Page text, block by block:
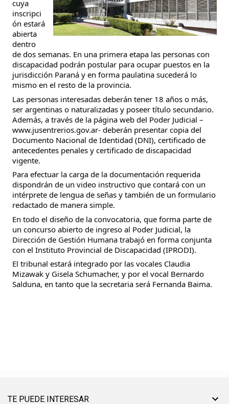
cuya
inscripci
ón estará
abierta
dentro
de dos semanas. En una primera etapa las personas con
discapacidad podrán postular para ocupar puestos en la
jurisdicción Paraná y en forma paulatina sucederá lo
mismo en el resto de la provincia.
Las personas interesadas deberán tener 18 años o más,
ser argentinas o naturalizadas y poseer título secundario.
Además, a través de la página web del Poder Judicial –
www.jusentrerios.gov.ar- deberán presentar copia del
Documento Nacional de Identidad (DNI), certificado de
antecedentes penales y certificado de discapacidad
vigente.
Para efectuar la carga de la documentación requerida
dispondrán de un video instructivo que contará con un
intérprete de lengua de señas y también de un formulario
redactado de manera simple.
En todo el diseño de la convocatoria, que forma parte de
un concurso abierto de ingreso al Poder Judicial, la
Dirección de Gestión Humana trabajó en forma conjunta
con el Instituto Provincial de Discapacidad (IPRODI).
El tribunal estará integrado por las vocales Claudia
Mizawak y Gisela Schumacher, y por el vocal Bernardo
Salduna, en tanto que la secretaria será Fernanda Baima.
TE PUEDE INTERESAR